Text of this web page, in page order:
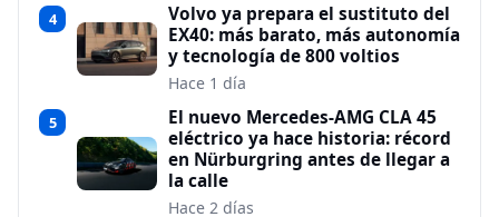
4
Volvo ya prepara el sustituto del
EX40: más barato, más autonomía
y tecnología de 800 voltios
Hace 1 día
5
El nuevo Mercedes-AMG CLA 45
eléctrico ya hace historia: récord
en Nürburgring antes de llegar a
la calle
Hace 2 días